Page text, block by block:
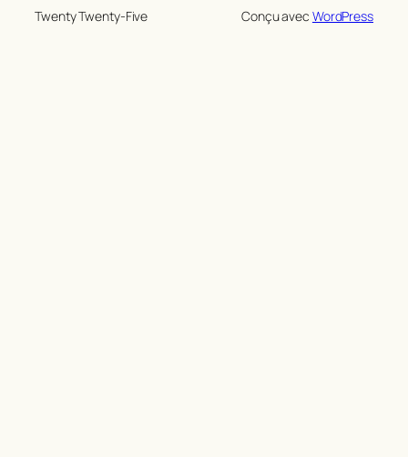
Twenty Twenty-Five Conçu avec WordPress